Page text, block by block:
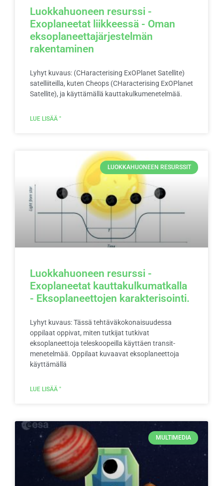
Luokkahuoneen resurssi -
Exoplaneetat liikkeessä - Oman
eksoplaneettajärjestelmän
rakentaminen
Lyhyt kuvaus: (CHaracterising ExOPlanet Satellite)
satelliiteilla, kuten Cheops (CHaracterising ExOPlanet
Satellite), ja käyttämällä kauttakulkumenetelmää.
LUE LISÄÄ "
LUOKKAHUONEEN RESURSSIT
Luokkahuoneen resurssi -
Exoplaneetat kauttakulkumatkalla
- Eksoplaneettojen karakterisointi.
Lyhyt kuvaus: Tässä tehtäväkokonaisuudessa
oppilaat oppivat, miten tutkijat tutkivat
eksoplaneettoja teleskoopeilla käyttäen transit-
menetelmää. Oppilaat kuvaavat eksoplaneettoja
käyttämällä
LUE LISÄÄ "
MULTIMEDIA